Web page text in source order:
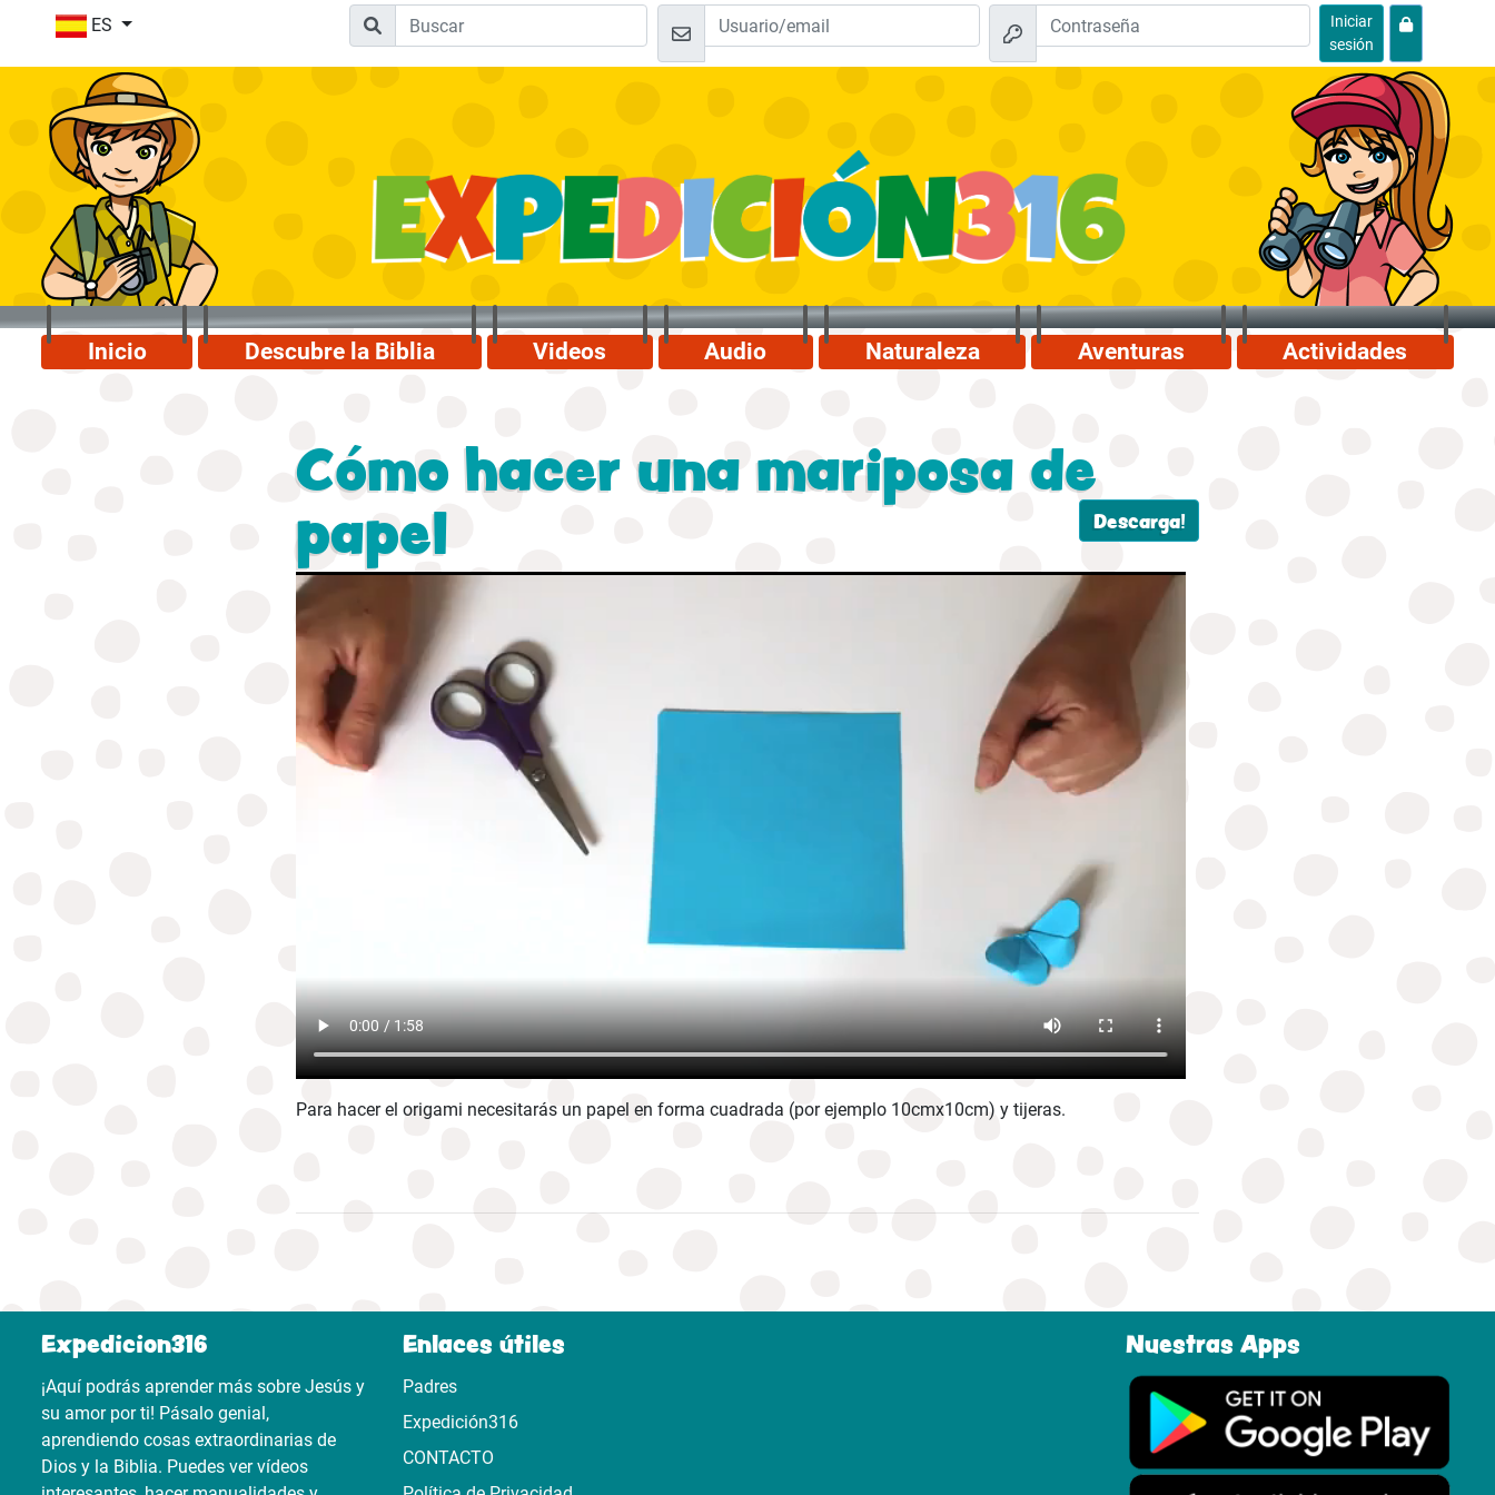
ES
Iniciar
sesión
Inicio Descubre la Biblia Videos Audio Naturaleza Aventuras Actividades
Cómo hacer una mariposa de
papel
Descarga!
Para hacer el origami necesitarás un papel en forma cuadrada (por ejemplo 10cmx10cm) y tijeras.
Expedicion316
¡Aquí podrás aprender más sobre Jesús y
su amor por ti! Pásalo genial,
aprendiendo cosas extraordinarias de
Dios y la Biblia. Puedes ver vídeos
Enlaces útiles
Padres
Expedición316
CONTACTO
Nuestras Apps